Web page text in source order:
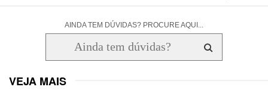
AINDA TEM DÚVIDAS? PROCURE AQUI...
VEJA MAIS